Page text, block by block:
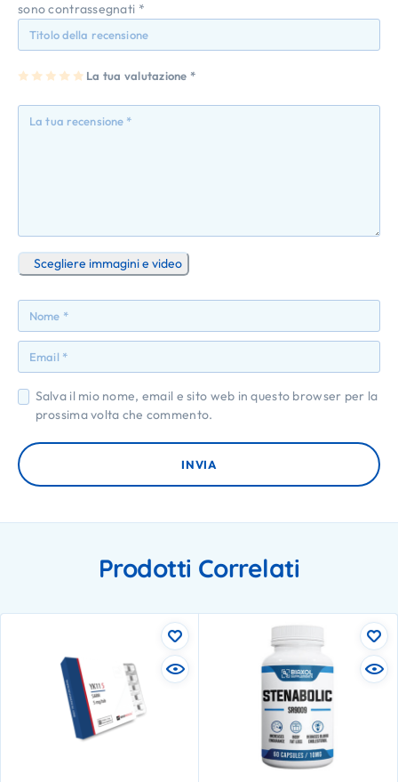
sono contrassegnati *
La tua valutazione *
1
a
2
e
su
5
3
e
su
5
4
e
su
5
5
e
su
5
Scegliere immagini e video
Salva il mio nome, email e sito web in questo browser per la
prossima volta che commento.
Prodotti Correlati